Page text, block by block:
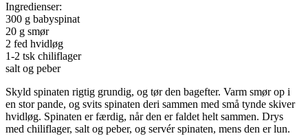
Ingredienser:
300 g babyspinat
20 g smør
2 fed hvidløg
1-2 tsk chiliflager
salt og peber
Skyld spinaten rigtig grundig, og tør den bagefter. Varm smør op i
en stor pande, og svits spinaten deri sammen med små tynde skiver
hvidløg. Spinaten er færdig, når den er faldet helt sammen. Drys
med chiliflager, salt og peber, og servér spinaten, mens den er lun.